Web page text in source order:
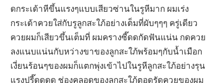
ดกระเด้าหีขึ้นแรงๆแบบเสียวซ่านในรูหีมาก ผมเร่ง
กระเด้าควยใส่กับรูลูกสะใภ้อย่างเต็มที่ผับๆๆๆ ครู่เดียว
ควยผมก็เสียวขึ้นเต็มที่ ผมครางซี๊ดดกัดฟันแน่น กดควย
ลงแนบแน่นกับหว่างขาของลูกสะใภ้พร้อมๆกับน้ำเมือก
เงี่ยนร้อนๆของผมก็แตกพุ่งเข้าไปในรูหีลูกสะใภ้อย่างรุน
แรงปรี๊ดดดด ช่องคลอดของลูกสะใภ้ตอดรัดควยของผม